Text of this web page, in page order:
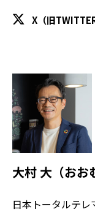
X（旧
大村 大（おお
日本トータルテ